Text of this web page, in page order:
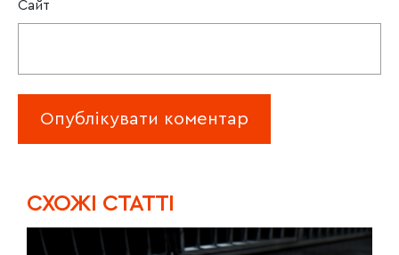
Сайт
CХОЖІ СТАТТІ